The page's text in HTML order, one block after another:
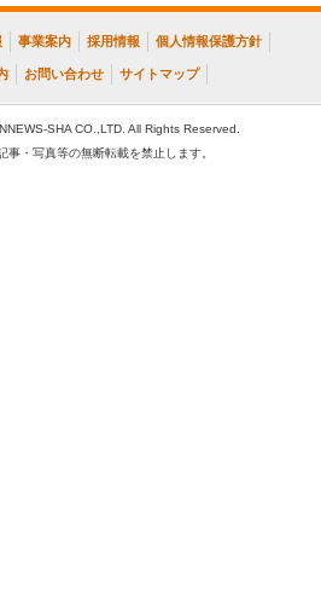
事業案内 採用情報 個人情報保護方針
お問い合わせ サイトマップ
SHA CO.,LTD. All Rights Reserved.
事・写真等の無断転載を禁止します。